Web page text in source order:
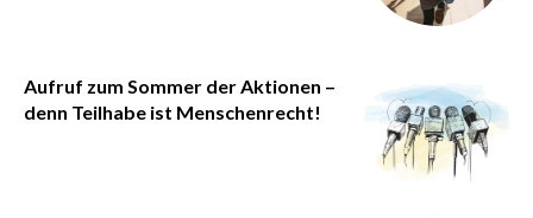
Aufruf zum Sommer der Aktionen –
denn Teilhabe ist Menschenrecht!